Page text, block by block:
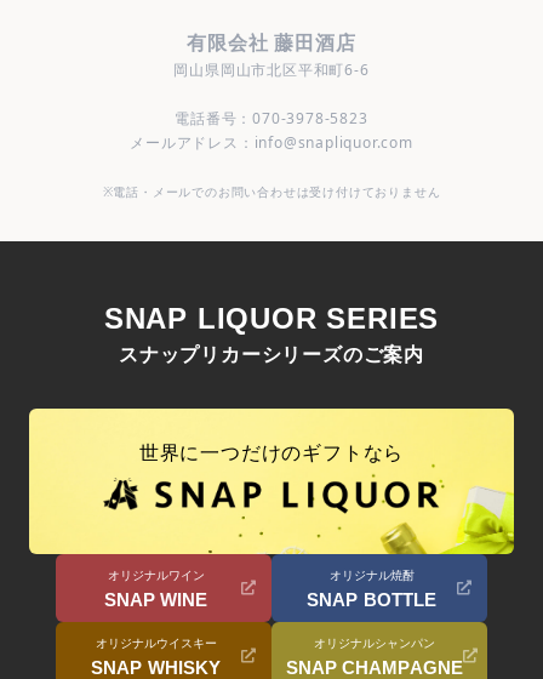
有限会社 藤田酒店
岡山県岡山市北区平和町6-6
電話番号：070-3978-5823
メールアドレス：info@snapliquor.com
※電話・メールでのお問い合わせは受け付けておりません
SNAP LIQUOR SERIES
スナップリカーシリーズのご案内
世界に一つだけのギフトなら
オリジナルワイン
SNAP WINE
オリジナル焼酎
SNAP BOTTLE
オリジナルウイスキー
SNAP WHISKY
オリジナルシャンパン
SNAP CHAMPAGNE